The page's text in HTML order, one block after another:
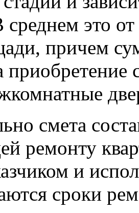
среднем это
причем
приобретение
смета
ремонту
и
сроки